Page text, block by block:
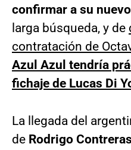
confirmar a su
larga búsqueda, y de
contratación de
Azul Azul tendría
fichaje de Lucas Di
La llegada del
de Rodrigo Contreras